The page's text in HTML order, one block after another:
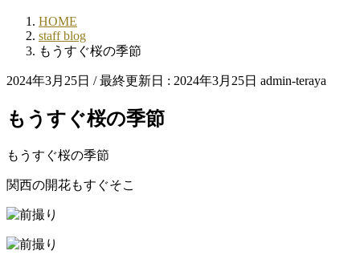
HOME
staff blog
もうすぐ桜の季節
2024年3月25日 / 最終更新日 : 2024年3月25日 admin-teraya
もうすぐ桜の季節
もうすぐ桜の季節
関西の開花もすぐそこ